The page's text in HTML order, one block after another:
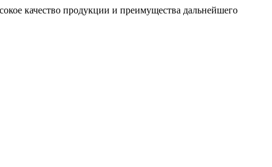
качество продукции и преимущества дальнейшего